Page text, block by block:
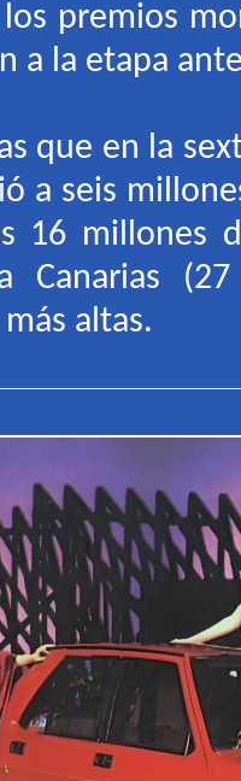
premios
a la etapa
que en la
a seis
16 millones
Canarias
altas.